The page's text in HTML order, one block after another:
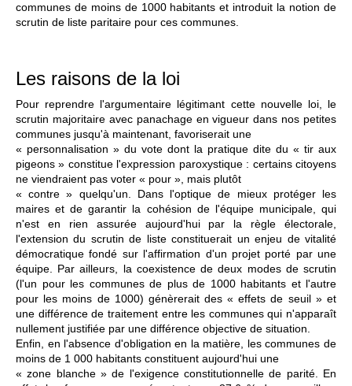
communes de moins de 1000 habitants et introduit la notion de
scrutin de liste paritaire pour ces communes.
Les raisons de la loi
Pour reprendre l'argumentaire légitimant cette nouvelle loi, le
scrutin majoritaire avec panachage en vigueur dans nos petites
communes jusqu'à maintenant, favoriserait une
« personnalisation » du vote dont la pratique dite du « tir aux
pigeons » constitue l'expression paroxystique : certains citoyens
ne viendraient pas voter « pour », mais plutôt
« contre » quelqu'un. Dans l'optique de mieux protéger les
maires et de garantir la cohésion de l'équipe municipale, qui
n'est en rien assurée aujourd'hui par la règle électorale,
l'extension du scrutin de liste constituerait un enjeu de vitalité
démocratique fondé sur l'affirmation d'un projet porté par une
équipe. Par ailleurs, la coexistence de deux modes de scrutin
(l'un pour les communes de plus de 1000 habitants et l'autre
pour les moins de 1000) génèrerait des « effets de seuil » et
une différence de traitement entre les communes qui n'apparaît
nullement justifiée par une différence objective de situation.
Enfin, en l'absence d'obligation en la matière, les communes de
moins de 1 000 habitants constituent aujourd'hui une
« zone blanche » de l'exigence constitutionnelle de parité. En